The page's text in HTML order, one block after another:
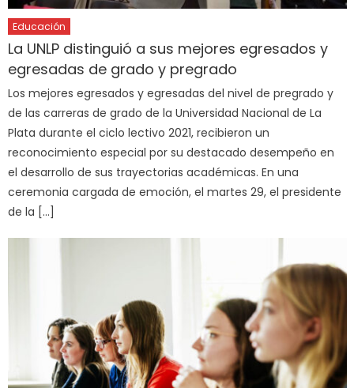
Educación
La UNLP distinguió a sus mejores egresados y
egresadas de grado y pregrado
Los mejores egresados y egresadas del nivel de pregrado y
de las carreras de grado de la Universidad Nacional de La
Plata durante el ciclo lectivo 2021, recibieron un
reconocimiento especial por su destacado desempeño en
el desarrollo de sus trayectorias académicas. En una
ceremonia cargada de emoción, el martes 29, el presidente
de la […]